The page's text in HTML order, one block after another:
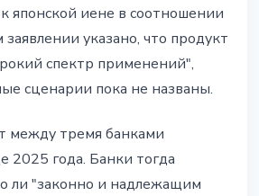
японской иене в соотношении
указано, что продукт
спектр применений",
сценарии пока не названы.
между тремя банками
2025 года. Банки тогда
ли "законно и надлежащим